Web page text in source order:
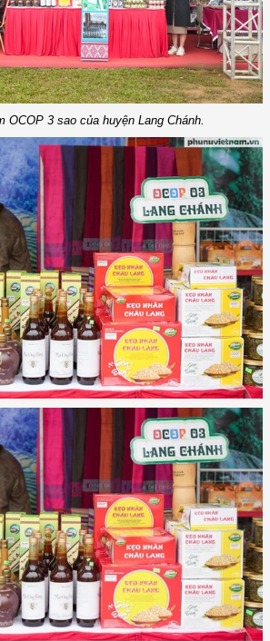
OCOP 3 sao của huyện Lang Chánh.